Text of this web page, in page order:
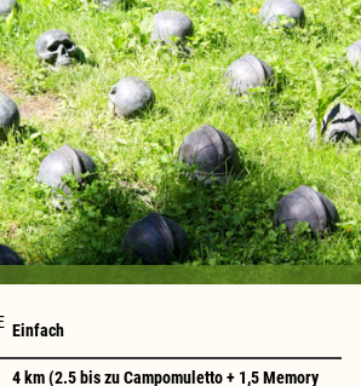
Einfach
4 km (2.5 bis zu Campomuletto + 1,5 Memory